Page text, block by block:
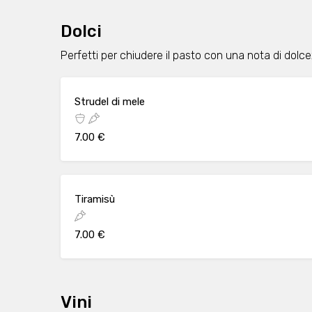
Dolci
Perfetti per chiudere il pasto con una nota di
Strudel di mele
7.00 €
Tiramisù
7.00 €
Vini